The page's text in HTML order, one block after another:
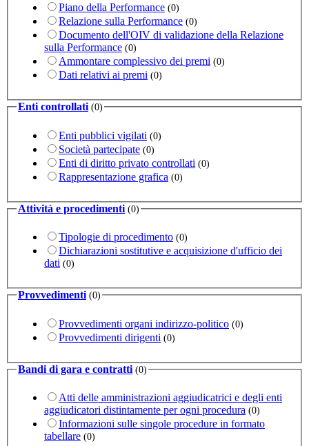
Piano della Performance (0)
Relazione sulla Performance (0)
Documento dell'OIV di validazione della Relazione
sulla Performance (0)
Ammontare complessivo dei premi (0)
Dati relativi ai premi (0)
Enti controllati (0)
Enti pubblici vigilati (0)
Società partecipate (0)
Enti di diritto privato controllati (0)
Rappresentazione grafica (0)
Attività e procedimenti (0)
Tipologie di procedimento (0)
Dichiarazioni sostitutive e acquisizione d'ufficio dei
dati (0)
Provvedimenti (0)
Provvedimenti organi indirizzo-politico (0)
Provvedimenti dirigenti (0)
Bandi di gara e contratti (0)
Atti delle amministrazioni aggiudicatrici e degli enti
aggiudicatori distintamente per ogni procedura (0)
Informazioni sulle singole procedure in formato
tabellare (0)